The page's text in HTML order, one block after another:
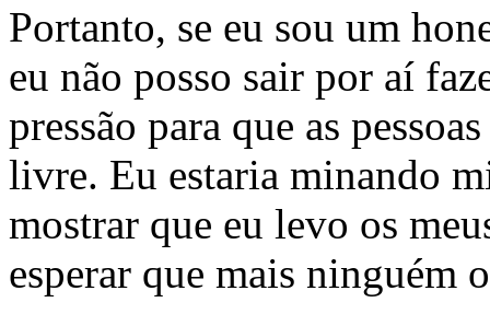
Portanto, se eu sou um
eu não posso sair por aí
pressão para que as
livre. Eu estaria minando
mostrar que eu levo os
esperar que mais ninguém